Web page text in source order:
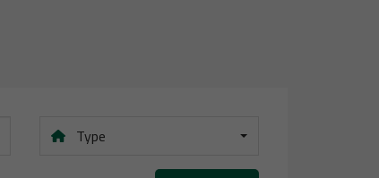
Type